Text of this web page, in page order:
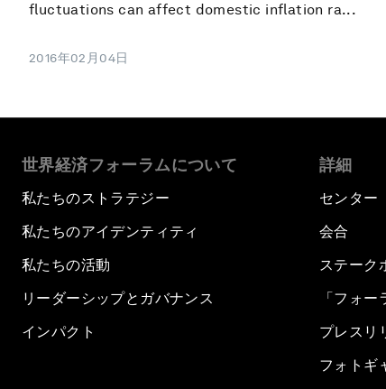
fluctuations can affect domestic inflation ra...
2016年02月04日
世界経済フォーラムについて
私たちのストラテジー
私たちのアイデンティティ
私たちの活動
リーダーシップとガバナンス
インパクト
詳細
センター
会合
ステーク
「フォー
プレスリ
フォトギ